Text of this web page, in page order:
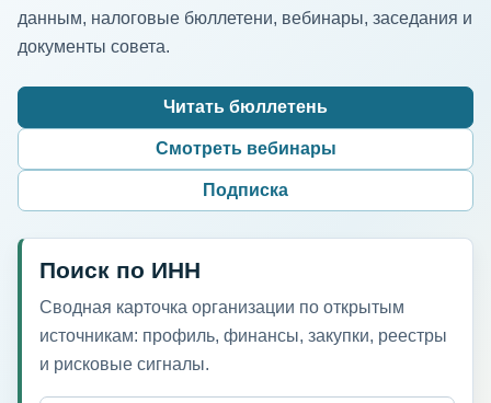
данным, налоговые бюллетени, вебинары, заседания и
документы совета.
Читать бюллетень
Смотреть вебинары
Подписка
Поиск по ИНН
Сводная карточка организации по открытым
источникам: профиль, финансы, закупки, реестры
и рисковые сигналы.